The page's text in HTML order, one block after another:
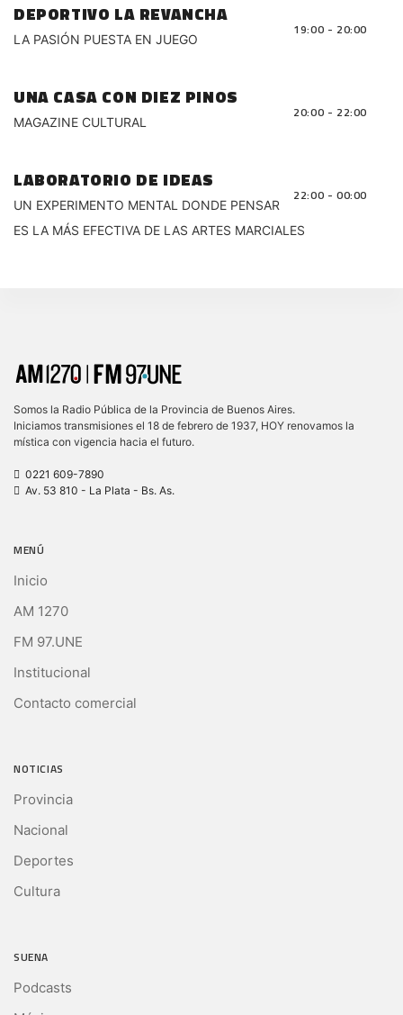
DEPORTIVO LA REVANCHA
19:00 - 20:00
LA PASIÓN PUESTA EN JUEGO
UNA CASA CON DIEZ PINOS
20:00 - 22:00
MAGAZINE CULTURAL
LABORATORIO DE IDEAS
22:00 - 00:00
UN EXPERIMENTO MENTAL DONDE PENSAR
ES LA MÁS EFECTIVA DE LAS ARTES MARCIALES
Somos la Radio Pública de la Provincia de Buenos Aires.
Iniciamos transmisiones el 18 de febrero de 1937, HOY renovamos la
mística con vigencia hacia el futuro.
0221 609-7890
Av. 53 810 - La Plata - Bs. As.
MENÚ
Inicio
AM 1270
FM 97.UNE
Institucional
Contacto comercial
NOTICIAS
Provincia
Nacional
Deportes
Cultura
SUENA
Podcasts